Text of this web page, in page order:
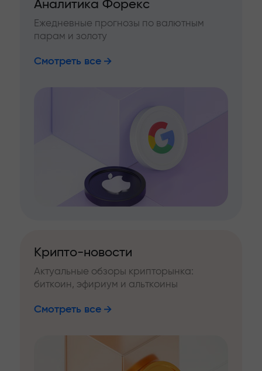
Аналитика Форекс
Ежедневные прогнозы по валютным
парам и золоту
Смотреть все
Крипто-новости
Актуальные обзоры крипторынка:
биткоин, эфириум и альткоины
Смотреть все